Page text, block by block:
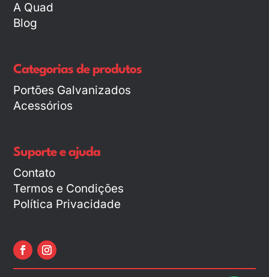
A Quad
Blog
Categorias de produtos
Portões Galvanizados
Acessórios
Suporte e ajuda
Contato
Termos e Condições
Política Privacidade